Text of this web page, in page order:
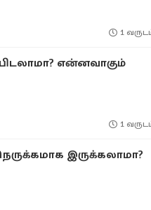
1
என்னவாகும்
1
இருக்கலாமா?